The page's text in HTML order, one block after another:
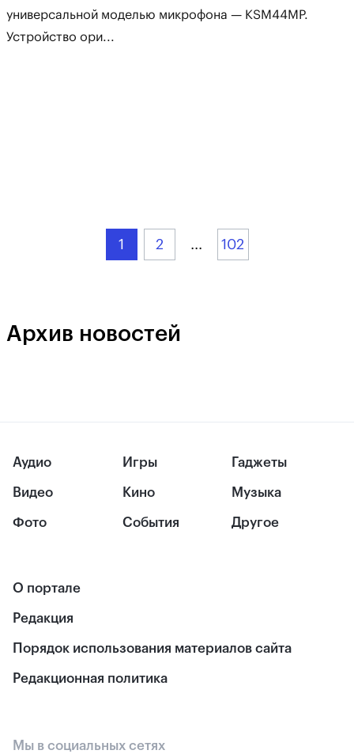
универсальной моделью микрофона — KSM44MP.
Устройство ори...
1 2 ... 102
Архив новостей
Аудио
Видео
Фото
Игры
Кино
События
Гаджеты
Музыка
Другое
О портале
Редакция
Порядок использования материалов сайта
Редакционная политика
Мы в социальных сетях